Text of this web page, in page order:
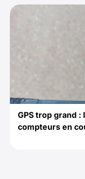
GPS trop grand :
compteurs en